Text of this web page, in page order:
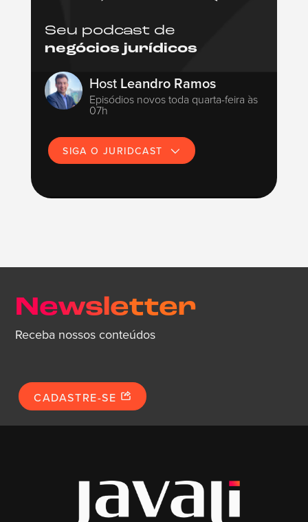
Seu podcast de
negócios jurídicos
Host Leandro Ramos
Episódios novos toda quarta-feira às
07h
SIGA O JURIDCAST
Newsletter
Receba nossos conteúdos
CADASTRE-SE